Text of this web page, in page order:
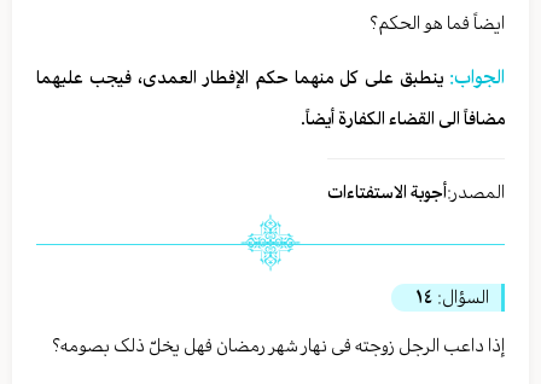
ایضاً فما هو الحکم؟
الجواب: ینطبق علی کل منهما حکم الإفطار العمدی، فیجب علیهما
مضافاً الی القضاء الکفارة أیضاً.
المصدر:أجوبة الاستفتاءات
السؤال: ١٤
إذا داعب الرجل زوجته فی نهار شهر رمضان فهل یخلّ ذلک بصومه؟